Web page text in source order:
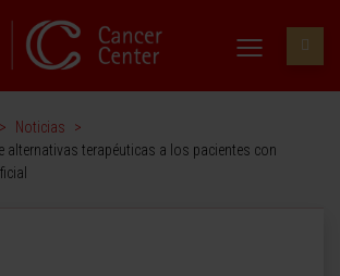
> Noticias
>
alternativas terapéuticas a los pacientes con